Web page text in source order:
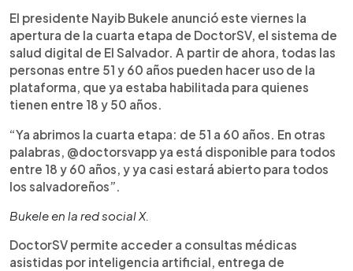
► Escuchar artículo
DoctorSV, la plataforma de salud digital de El
Salvador, ya está disponible para personas de 51
a 60 años, según anunció el presidente Nayib
Bukele. Con esta ampliación, todos los
salvadoreños entre 18 y 60 años pueden acceder
gratuitamente a servicios médicos como
consultas por videollamada, recetas electrónicas,
entrega de medicamentos, salud mental, nutrición
y estudios clínicos. El registro se hace desde el
celular con DUI y número activo. La app no
requiere afiliación al ISSS y permite retirar
un código QR. Se espera que pronto esté
El presidente Nayib Bukele anunció este viernes la
apertura de la cuarta etapa de DoctorSV, el sistema de
salud digital de El Salvador. A partir de ahora, todas las
personas entre 51 y 60 años pueden hacer uso de la
plataforma, que ya estaba habilitada para quienes
tienen entre 18 y 50 años.
“Ya abrimos la cuarta etapa: de 51 a 60 años. En otras
palabras, @doctorsvapp ya está disponible para todos
entre 18 y 60 años, y ya casi estará abierto para todos
los salvadoreños”.
Bukele en la red social X.
DoctorSV permite acceder a consultas médicas
asistidas por inteligencia artificial, entrega de